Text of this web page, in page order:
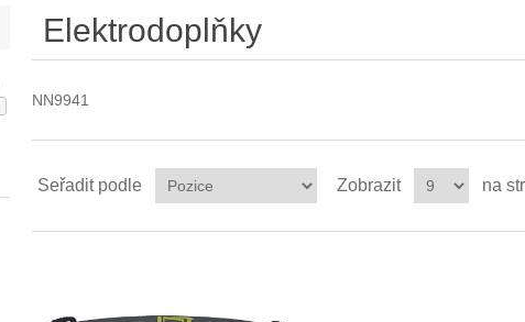
Elektrodoplňky
NN9941
Seřadit podle Zobrazit na